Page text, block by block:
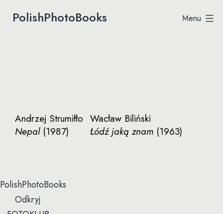
PolishPhotoBooks
Polish
Menu
Andrzej Strumiłło
Nepal(1987)
Wacław Biliński
Łódź jaką znam(1963)
PolishPhotoBooks
Odkryj